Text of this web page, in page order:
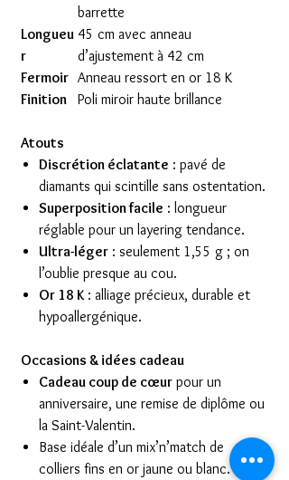
barrette
Longueu
r
45 cm avec anneau
d’ajustement à 42 cm
Fermoir Anneau ressort en or 18 K
Finition
Poli miroir haute brillance
Atouts
Discrétion éclatante : pavé de
diamants qui scintille sans ostentation.
Superposition facile : longueur
réglable pour un layering tendance.
Ultra-léger : seulement 1,55 g ; on
l’oublie presque au cou.
Or 18 K: alliage précieux, durable et
hypoallergénique.
Occasions & idées cadeau
Cadeau coup de cœur pour un
anniversaire, une remise de diplôme ou
la Saint-Valentin.
Base idéale d’un mix’n’match de
colliers fins en or jaune ou blanc.